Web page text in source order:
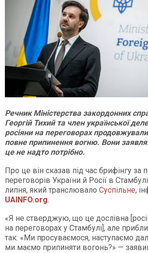
Речник Міністерства закордонних
Георгій Тихий та член української
росіяни на переговорах
повне припинення вогню. Вони
це не надто потрібно.
Про це він сказав під час брифінгу за
переговорів України й Росії в
липня, який транслювало Суспільне,
UAINFO.org.
«Я не стверджую, що це дослівна
на переговорах у Стамбулі], але
так: «Ми просуваємося, наступаємо
ми маємо припиняти вогонь?» —